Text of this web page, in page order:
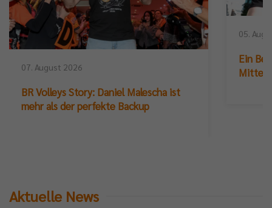
07. August 2026
BR Volleys Story: Daniel Malescha ist
mehr als der perfekte Backup
05.
Ein
Aktuelle News